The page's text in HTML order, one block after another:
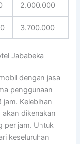
2.000.000
3.700.000
Jababeka
dengan jasa
penggunaan
jam. Kelebihan
dikenakan
per jam. Untuk
keseluruhan